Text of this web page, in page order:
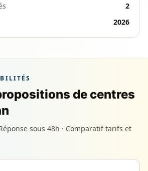
2
2026
de centres
sous 48h · Comparatif tarifs et